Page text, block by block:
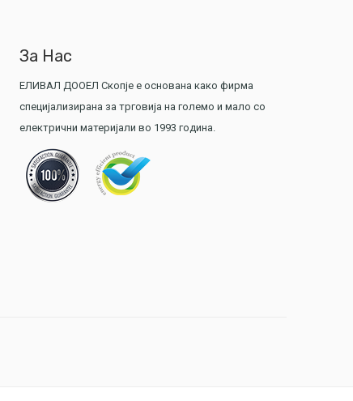
За Нас
ЕЛИВАЛ ДООЕЛ Скопје е основана како фирма
специјализирана за трговија на големо и мало со
електрични материјали во 1993 година.